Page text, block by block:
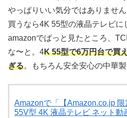
やっぱりいい気分ではありませ
買うなら4K 55型の液晶テレビに
amazonでぱっと見たところ、
な〜と。4K 55型で6万円台で買
ぎる。もちろん安全安心の中華製
Amazonで「【Amazon.co.jp
55V型 4K 液晶テレビ ネット動